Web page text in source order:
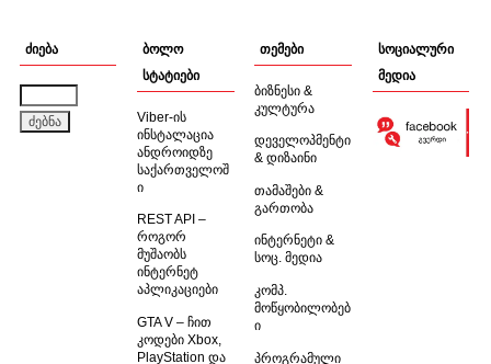
ძიება
ბოლო
სტატიები
Viber-ის
ინსტალაცია
ანდროიდზე
საქართველოშ
ი
REST API –
როგორ
მუშაობს
ინტერნეტ
აპლიკაციები
GTA V – ჩით
კოდები Xbox,
PlayStation და
თემები
ბიზნესი &
კულტურა
დეველოპმენტი
& დიზაინი
თამაშები &
გართობა
ინტერნეტი &
სოც. მედია
კომპ.
მოწყობილობებ
ი
პროგრამული
სოციალური
მედია